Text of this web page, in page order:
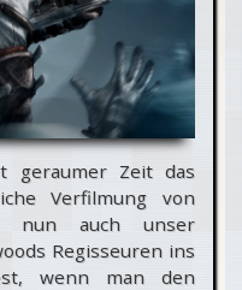
geraumer Zeit das
Verfilmung von
nun auch unser
Regisseuren ins
wenn man den